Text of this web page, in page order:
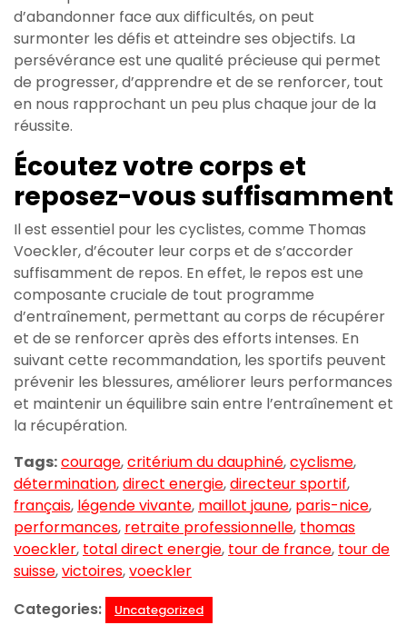
d’abandonner face aux difficultés, on peut
surmonter les défis et atteindre ses objectifs. La
persévérance est une qualité précieuse qui permet
de progresser, d’apprendre et de se renforcer, tout
en nous rapprochant un peu plus chaque jour de la
réussite.
Écoutez votre corps et
reposez-vous suffisamment
Il est essentiel pour les cyclistes, comme Thomas
Voeckler, d’écouter leur corps et de s’accorder
suffisamment de repos. En effet, le repos est une
composante cruciale de tout programme
d’entraînement, permettant au corps de récupérer
et de se renforcer après des efforts intenses. En
suivant cette recommandation, les sportifs peuvent
prévenir les blessures, améliorer leurs performances
et maintenir un équilibre sain entre l’entraînement et
la récupération.
Tags:courage,critérium du dauphiné,cyclisme,
détermination,direct energie,directeur sportif,
français, légende vivante, maillot jaune, paris-nice,
performances, retraite professionnelle, thomas
voeckler, total direct energie, tour de france, tour de
suisse,victoires,voeckler
Categories:
Uncategorized